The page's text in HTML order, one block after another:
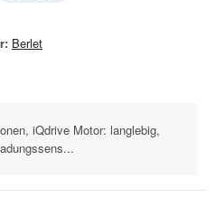
Berlet
iQdrive Motor: langlebig,